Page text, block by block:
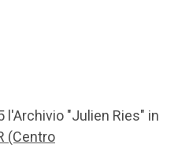
l'Archivio "Julien Ries" in
(Centro